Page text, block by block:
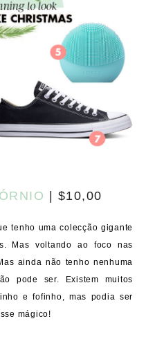
| $10,00
tenho uma colecção gigante
Mas voltando ao foco nas
ainda não tenho nenhuma
pode ser. Existem muitos
e fofinho, mas podia ser
mágico!